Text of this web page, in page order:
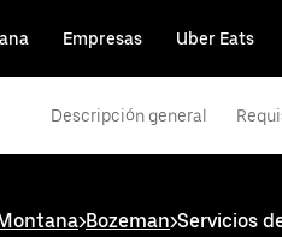
Empresas Uber Eats
Descripción general
>Bozeman>Servicios